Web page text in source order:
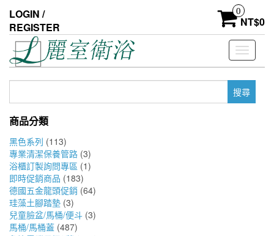
the
content
LOGIN /
REGISTER
0
NT$0
Toggle
鍵
商品分類
黑色系列 (113)
專業清潔保養管路 (3)
浴櫃訂製詢問專區 (1)
即時促銷商品 (183)
德國五金龍頭促銷 (64)
珪藻土腳踏墊 (3)
兒童臉盆/馬桶/便斗 (3)
馬桶/馬桶蓋 (487)